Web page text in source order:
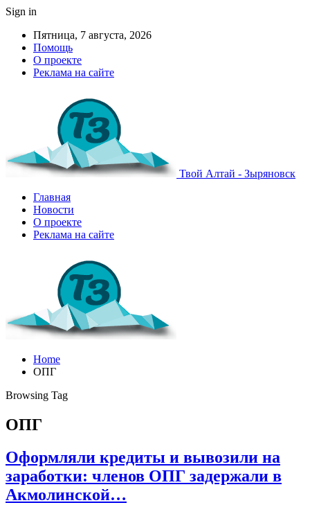
Sign in
Пятница, 7 августа, 2026
Помощь
О проекте
Реклама на сайте
Твой Алтай - Зыряновск
Главная
Новости
О проекте
Реклама на сайте
Home
ОПГ
Browsing Tag
ОПГ
Оформляли кредиты и вывозили на
заработки: членов ОПГ задержали в
Акмолинской…